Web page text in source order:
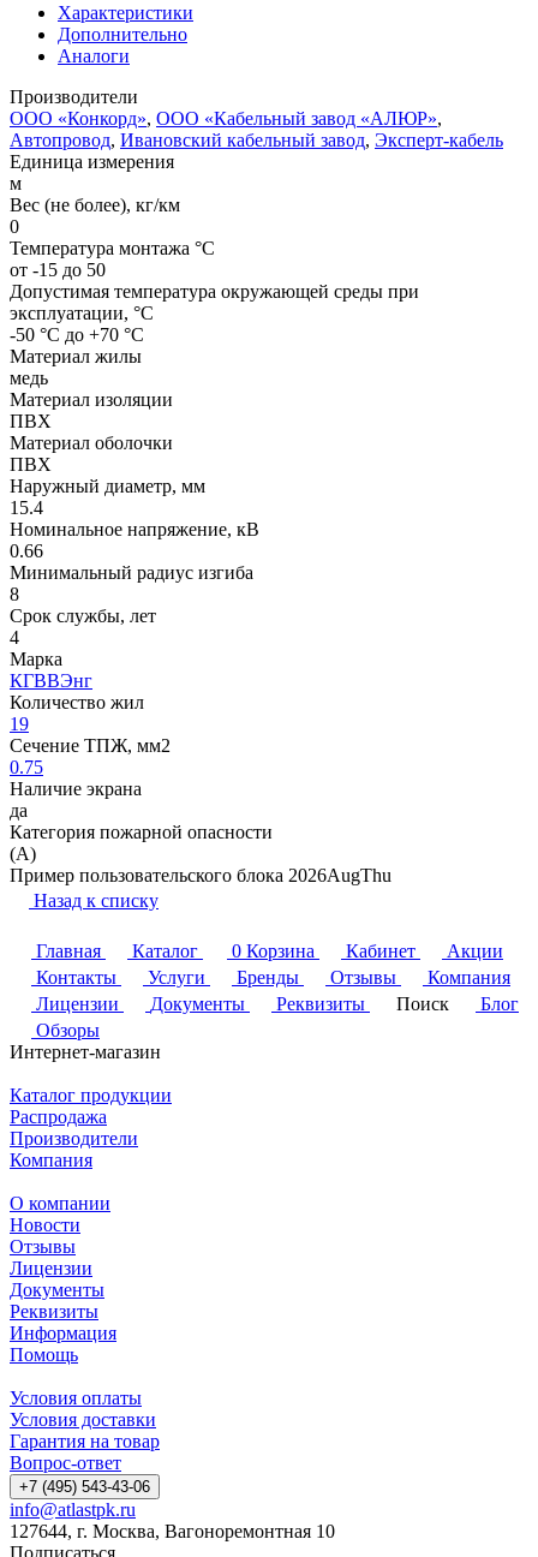
Характеристики
Дополнительно
Аналоги
Производители
ООО «Конкорд», ООО «Кабельный завод «АЛЮР»,
Автопровод, Ивановский кабельный завод, Эксперт-кабель
Единица измерения
м
Вес (не более), кг/км
0
Температура монтажа °C
от -15 до 50
Допустимая температура окружающей среды при
эксплуатации, °C
-50 °С до +70 °С
Материал жилы
медь
Материал изоляции
ПВХ
Материал оболочки
ПВХ
Наружный диаметр, мм
15.4
Номинальное напряжение, кВ
0.66
Минимальный радиус изгиба
8
Срок службы, лет
4
Марка
КГВВЭнг
Количество жил
19
Сечение ТПЖ, мм2
0.75
Наличие экрана
да
Категория пожарной опасности
(A)
Пример пользовательского блока 2026AugThu
Назад к списку
Главная Каталог 0 Корзина Кабинет
Акции
Контакты
Услуги Бренды Отзывы
Компания
Лицензии
Документы Реквизиты Поиск
Блог
Обзоры
Интернет-магазин
Каталог продукции
Распродажа
Производители
Компания
О компании
Новости
Отзывы
Лицензии
Документы
Реквизиты
Информация
Помощь
Условия оплаты
Условия доставки
Гарантия на товар
Вопрос-ответ
+7 (495) 543-43-06
info@atlastpk.ru
127644, г. Москва, Вагоноремонтная 10
Подписаться